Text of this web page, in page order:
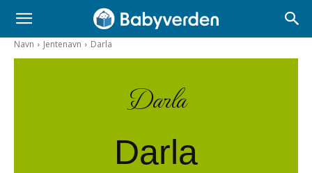
Navn Jentenavn Darla
Darla
Darla